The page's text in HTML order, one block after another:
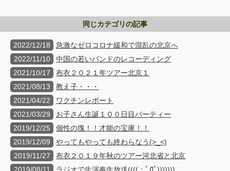
同じカテゴリの記事
2022/12/18
急激なゼロコロナ緩和で混乱の北京へ
2022/11/10
中国の若いバンドのレコーディング
2021/10/17
布衣２０２１年ツアー北京１
2021/08/13
教え子・・・
2021/04/22
ワクチンレポート
2021/03/29
お子さん生誕１００日目パーティー
2019/12/25
個性の塊！！才能の宝庫！！
2019/12/09
やってもやっても終わらなう(>_<)
2019/11/27
布衣２０１９年秋のツアー河北省と北京